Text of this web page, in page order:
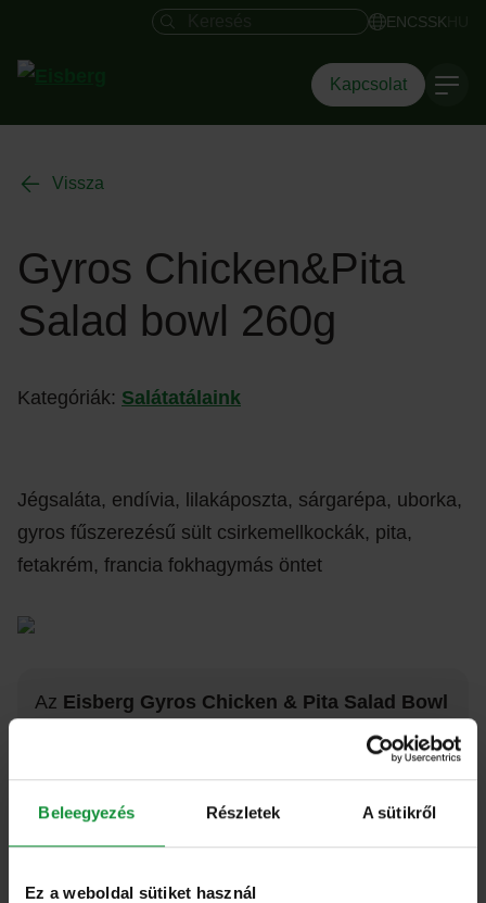
Beleegyezés Részletek A sütikről
Ez a weboldal sütiket használ
Keresés mező ENCSSK
Kapcsolat
Vissza
Gyros Chicken&Pita
Salad bowl 260g
Kategóriák: Salátatálaink
Jégsaláta, endívia, lilakáposzta, sárgarépa, uborka,
gyros fűszerezésű sült csirkemellkockák, pita,
fetakrém, francia fokhagymás öntet
Az Eisberg Gyros Chicken & Pita Salad Bowl
egy jól összeállított salátatál, amelyben a friss
zöld alapot a gyros fűszerezésű csirkemell és a
pita egészíti ki. A feta-krém és a fokhagymás